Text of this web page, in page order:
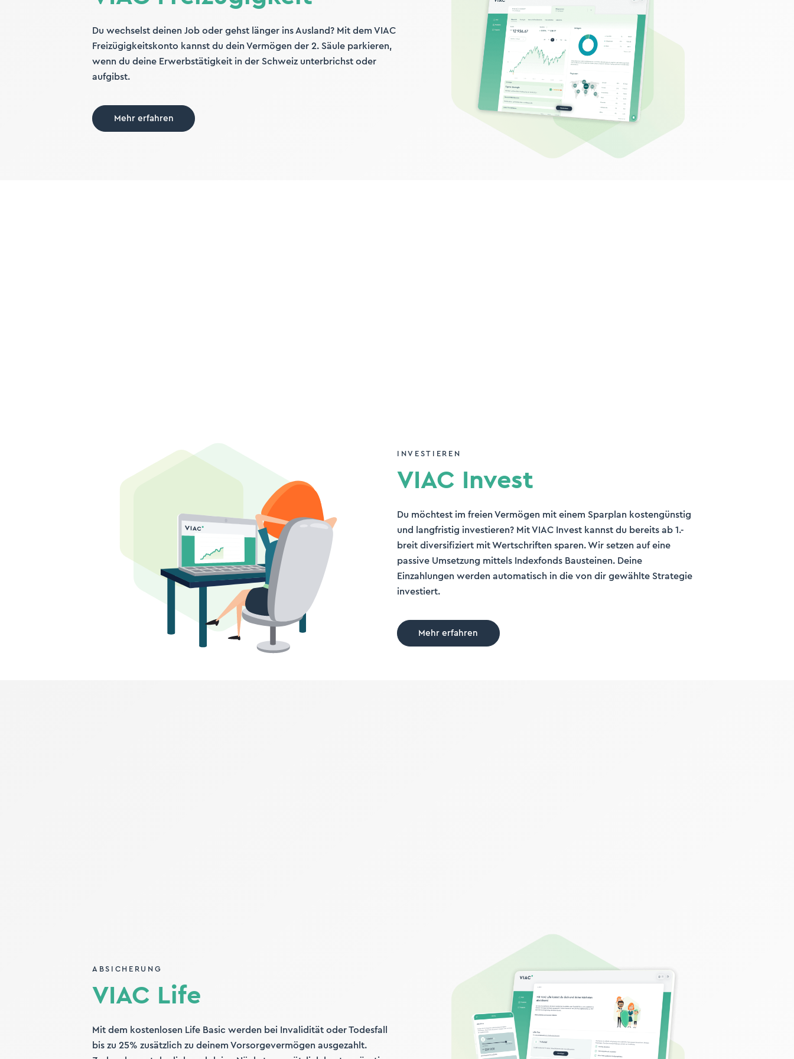
Du wechselst deinen Job oder gehst länger ins Ausland? Mit dem VIAC
Freizügigkeitskonto kannst du dein Vermögen der 2. Säule parkieren,
wenn du deine Erwerbstätigkeit in der Schweiz unterbrichst oder
aufgibst.
Mehr erfahren
INVESTIEREN
VIAC Invest
Du möchtest im freien Vermögen mit einem Sparplan kostengünstig
und langfristig investieren? Mit VIAC Invest kannst du bereits ab 1.-
breit diversifiziert mit Wertschriften sparen. Wir setzen auf eine
passive Umsetzung mittels Indexfonds Bausteinen. Deine
Einzahlungen werden automatisch in die von dir gewählte Strategie
investiert.
Mehr erfahren
ABSICHERUNG
VIAC Life
Mit dem kostenlosen Life Basic werden bei Invalidität oder Todesfall
bis zu 25% zusätzlich zu deinem Vorsorgevermögen ausgezahlt.